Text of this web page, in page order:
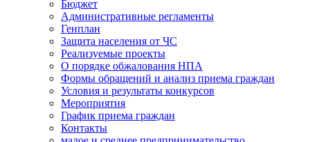
Бюджет
Административные регламенты
Генплан
Защита населения от ЧС
Реализуемые проекты
О порядке обжалования НПА
Формы обращений и анализ приема граждан
Условия и результаты конкурсов
Мероприятия
График приема граждан
Контакты